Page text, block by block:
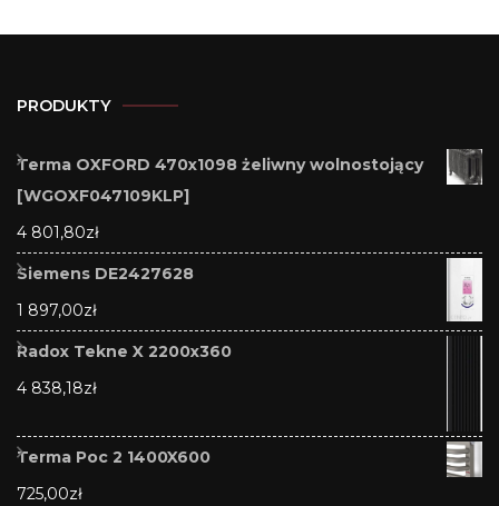
PRODUKTY
Terma OXFORD 470x1098 żeliwny wolnostojący
[WGOXF047109KLP]
4 801,80zł
Siemens DE2427628
1 897,00zł
Radox Tekne X 2200x360
4 838,18zł
Terma Poc 2 1400X600
725,00zł